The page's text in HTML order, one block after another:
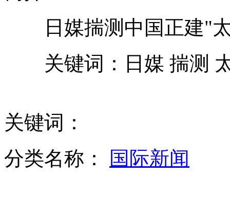
车模改走高雅路线 车展拒成"胸展"
看不懂也要读 婴儿翻书读"火星文"
日媒揣测中国正建"
关键词：日媒 揣测
关键词：
分类名称：
国际新闻